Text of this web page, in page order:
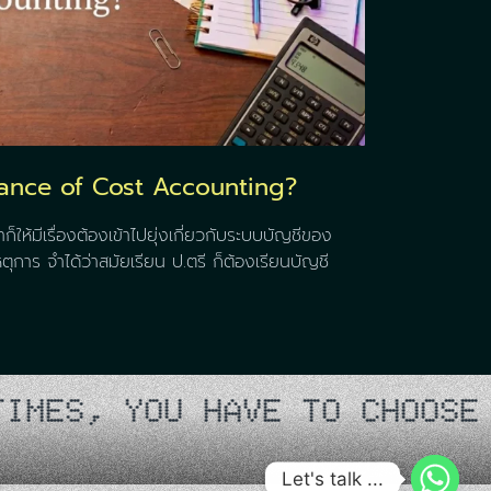
of Cost Accounting?
ให้มีเรื่องต้องเข้าไปยุ่งเกี่ยวกับระบบบัญชีของ
การ จำได้ว่าสมัยเรียน ป.ตรี ก็ต้องเรียนบัญชี
CHOOSE A CAREER
Let's talk ...